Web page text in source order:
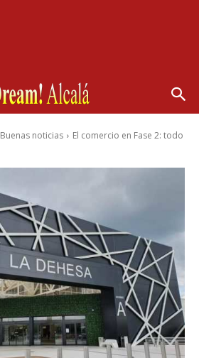
Buenas noticias
El comercio en Fase 2: todo